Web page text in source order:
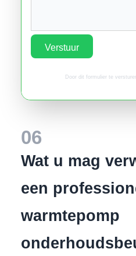
Verstuur
Door dit formulier te
06
Wat u mag
een
warmtepomp